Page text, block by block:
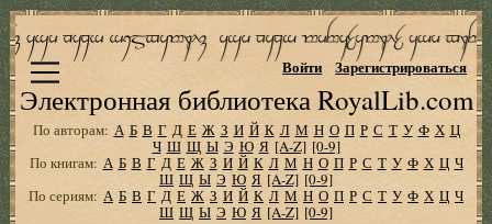
Электронная библиотека RoyalLib.com
Войти Зарегистрироваться
По авторам: А Б В Г Д Е Ж З И Й К Л М Н О П Р С Т У Ф Х Ц
Ч Ш Щ Ы Э Ю Я [A-Z] [0-9]
По книгам: А Б В Г Д Е Ж З И Й К Л М Н О П Р С Т У Ф Х Ц Ч
Ш Щ Ы Э Ю Я [A-Z] [0-9]
По сериям: А Б В Г Д Е Ж З И Й К Л М Н О П Р С Т У Ф Х Ц Ч
Ш Щ Ы Э Ю Я [A-Z] [0-9]